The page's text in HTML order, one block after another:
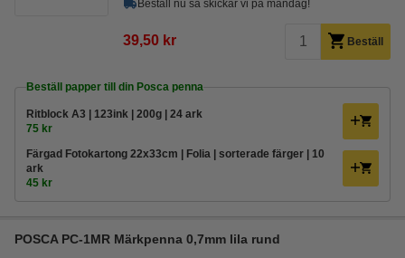
Beställ nu så skickar vi på måndag!
39,50 kr Beställ
Beställ papper till din Posca penna
Ritblock A3 | 123ink | 200g | 24 ark
75 kr
Färgad Fotokartong 22x33cm | Folia | sorterade färger | 10
ark
45 kr
POSCA PC-1MR Märkpenna 0,7mm lila rund